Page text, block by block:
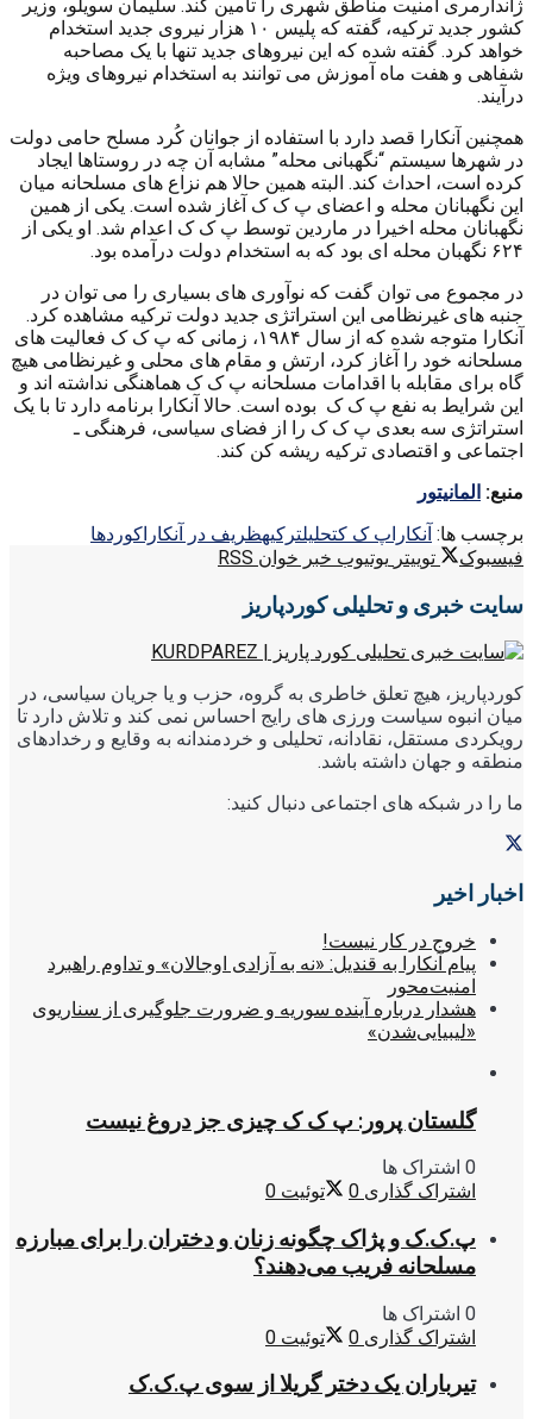
ژاندارمری امنیت مناطق شهری را تامین کند. سلیمان سویلو، وزیر
کشور جدید ترکیه، گفته که پلیس ۱۰ هزار نیروی جدید استخدام
خواهد کرد. گفته شده که این نیروهای جدید تنها با یک مصاحبه
شفاهی و هفت ماه آموزش می توانند به استخدام نیروهای ویژه
درآیند.
همچنین آنکارا قصد دارد با استفاده از جوانان کُرد مسلح حامی دولت
در شهرها سیستم “نگهبانی محله” مشابه آن چه در روستاها ایجاد
کرده است، احداث کند. البته همین حالا هم نزاع های مسلحانه میان
این نگهبانان محله و اعضای پ ک ک آغاز شده است. یکی از همین
نگهبانان محله اخیرا در ماردین توسط پ ک ک اعدام شد. او یکی از
۶۲۴ نگهبان محله ای بود که به استخدام دولت درآمده بود.
در مجموع می توان گفت که نوآوری های بسیاری را می توان در
جنبه های غیرنظامی این استراتژی جدید دولت ترکیه مشاهده کرد.
آنکارا متوجه شده که از سال ۱۹۸۴، زمانی که پ ک ک فعالیت های
مسلحانه خود را آغاز کرد، ارتش و مقام های محلی و غیرنظامی هیچ
گاه برای مقابله با اقدامات مسلحانه پ ک ک هماهنگی نداشته اند و
این شرایط به نفع پ ک ک بوده است. حالا آنکارا برنامه دارد تا با یک
استراتژی سه بعدی پ ک ک را از فضای سیاسی، فرهنگی ـ
اجتماعی و اقتصادی ترکیه ریشه کن کند.
منبع: المانیتور
برچسب ها: آنکاراپ ک کتحليلترکیهظریف در آنکاراکوردها
فیسبوک
توییتر یوتیوب خبر خوان RSS
سایت خبری و تحلیلی کوردپاریز
کوردپاریز، هیچ تعلق خاطری به گروه، حزب و یا جریان سیاسی، در
میان انبوه سیاست ورزی های رایج احساس نمی کند و تلاش دارد تا
رویکردی مستقل، نقادانه، تحلیلی و خردمندانه به وقایع و رخدادهای
منطقه و جهان داشته باشد.
ما را در شبکه های اجتماعی دنبال کنید:
اخبار اخیر
خروج در کار نیست!
پیام آنکارا به قندیل: «نه به آزادی اوجالان» و تداوم راهبرد
امنیت‌محور
هشدار درباره آینده سوریه و ضرورت جلوگیری از سناریوی
«لیبیایی‌شدن»
گلستان پرور: پ ک ک چیزی جز دروغ نیست
0 اشتراک ها
اشتراک گذاری 0 توئیت 0
پ.ک.ک و پژاک چگونه زنان و دختران را برای مبارزه
مسلحانه فریب می‌دهند؟
0 اشتراک ها
اشتراک گذاری 0 توئیت 0
تیرباران یک دختر گریلا از سوی پ.ک.ک